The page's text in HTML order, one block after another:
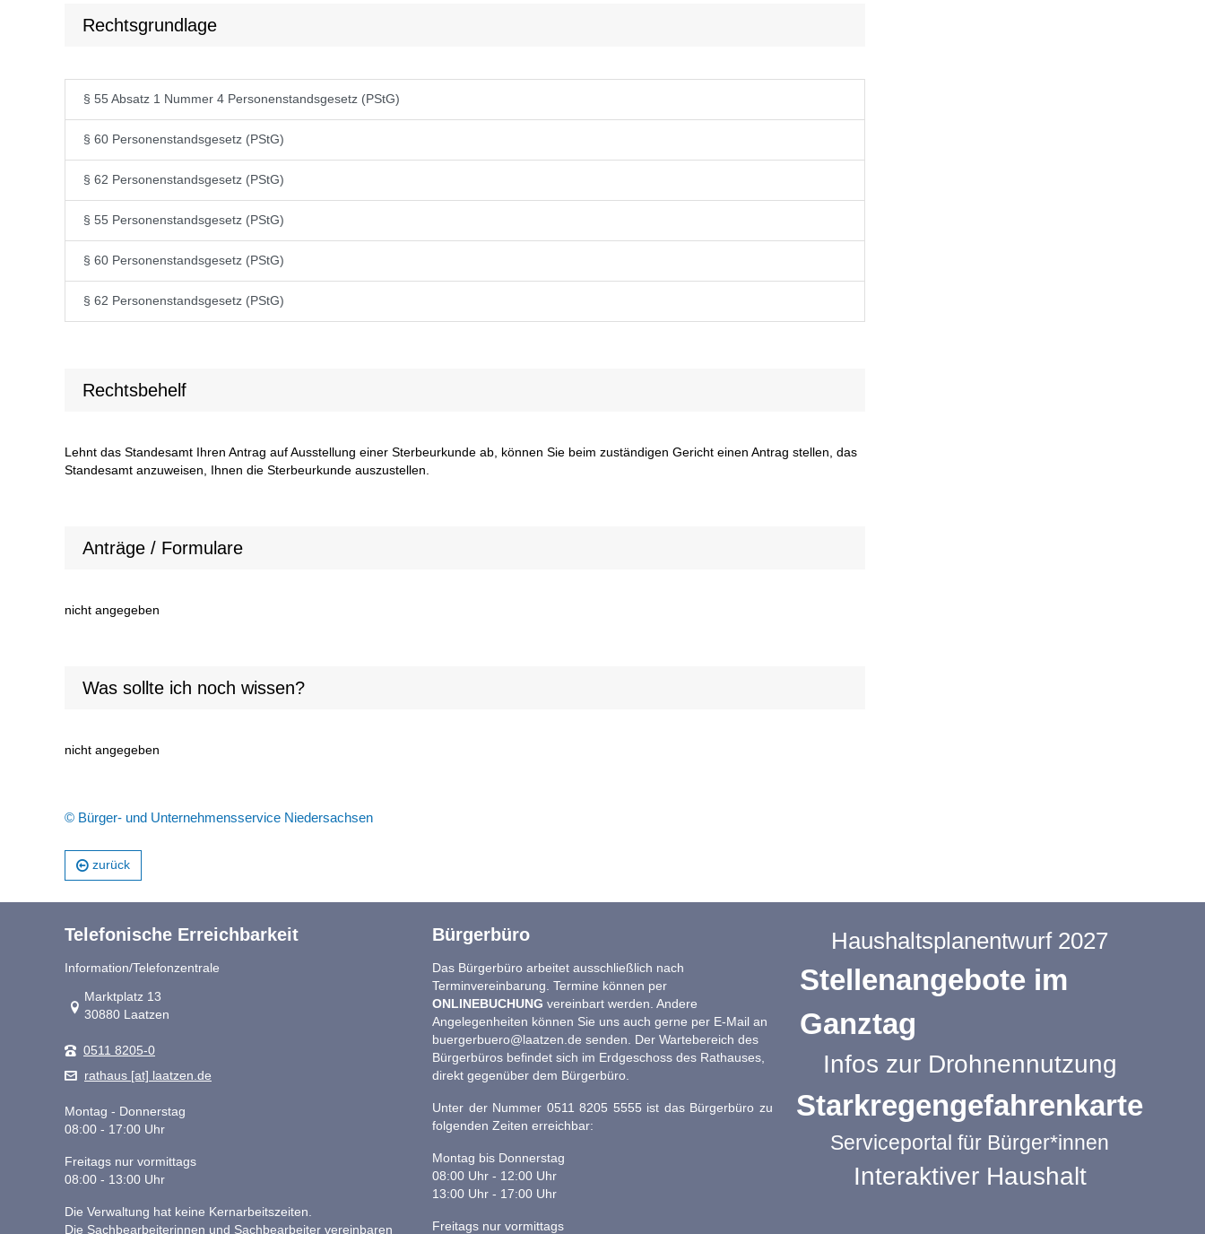
Rechtsgrundlage
§ 55 Absatz 1 Nummer 4 Personenstandsgesetz (PStG)
§ 60 Personenstandsgesetz (PStG)
§ 62 Personenstandsgesetz (PStG)
§ 55 Personenstandsgesetz (PStG)
§ 60 Personenstandsgesetz (PStG)
§ 62 Personenstandsgesetz (PStG)
Rechtsbehelf
Lehnt das Standesamt Ihren Antrag auf Ausstellung einer Sterbeurkunde ab, können Sie beim zuständigen Gericht einen Antrag stellen, das
Standesamt anzuweisen, Ihnen die Sterbeurkunde auszustellen.
Anträge / Formulare
nicht angegeben
Was sollte ich noch wissen?
nicht angegeben
© Bürger- und Unternehmensservice Niedersachsen
zurück
Telefonische Erreichbarkeit
Information/Telefonzentrale
Link zur Google-Maps Navigation
Marktplatz 13
30880 Laatzen
0511 8205-0
rathaus [at] laatzen.de
Montag - Donnerstag
08:00 - 17:00 Uhr
Freitags nur vormittags
08:00 - 13:00 Uhr
Die Verwaltung hat keine Kernarbeitszeiten.
Die Sachbearbeiterinnen und Sachbearbeiter vereinbaren
Bürgerbüro
Das Bürgerbüro arbeitet ausschließlich nach
Terminvereinbarung. Termine können per
ONLINEBUCHUNG vereinbart werden. Andere
Angelegenheiten können Sie uns auch gerne per E-Mail an
buergerbuero@laatzen.de senden. Der Wartebereich des
Bürgerbüros befindet sich im Erdgeschoss des Rathauses,
direkt gegenüber dem Bürgerbüro.
Unter der Nummer 0511 8205 5555 ist das Bürgerbüro zu
folgenden Zeiten erreichbar:
Montag bis Donnerstag
08:00 Uhr - 12:00 Uhr
13:00 Uhr - 17:00 Uhr
Freitags nur vormittags
Haushaltsplanentwurf 2027
Stellenangebote im
Ganztag
Infos zur Drohnennutzung
Starkregengefahrenkarte
Serviceportal für Bürger*innen
Interaktiver Haushalt